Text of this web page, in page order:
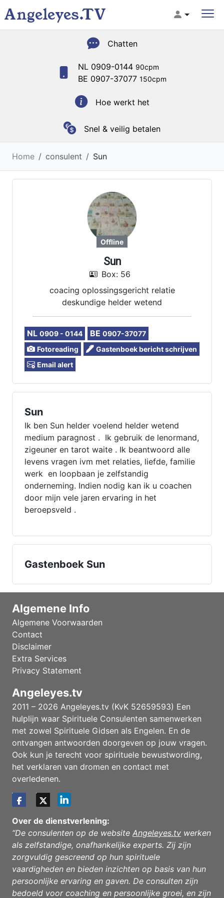
Angeleyes.TV
Chatten
NL 0909-0144 90cpm
BE 0907-37077 150cpm
Hoe werkt het
Snel & veilig betalen
Home consulent Sun
Offline
Sun
Box: 56
coacing oplossingsgericht relatie
deskundige helder wetend
NL 0909 - 0144 BE 0907-37077
Fotoreading
Gastenboek bericht schrijven
Email alert
Sun
Ik ben Sun helder voelend helder wetend
medium paragnost . Ik gebruik de lenormand,
zigeuner en tarot waite . Ik beantwoord alle
levens vragen ivm met relaties, liefde, familie
werk en loopbaan je zelfstandig
onderneming. Indien nodig kan ik u coachen
door mijn vele jaren ervaring in het
beroepsveld .
Gastenboek Sun
Algemene Info
Algemene Voorwaarden
Contact
Disclaimer
Extra Services
Privacy Statement
Angeleyes.tv
2011 – 2026 Angeleyes.tv (KvK 52659593) Een
hulplijn waar Spirituele Consulenten samenwerken
met zowel Spirituele Gidsen als Engelen. En de
ontvangen antwoorden doorgeven op jouw vragen.
Ook kun je terecht voor spirituele bewustwording,
het verklaren van dromen en contact met
overledenen.
Over de dienstverlening:
“De consulenten op de website Angeleyes.tv werken
als zelfstandige, onafhankelijke experts. Zij zijn
zorgvuldig gescreend op hun spirituele
vaardigheden en bieden inzichten op basis van hun
persoonlijke ervaring en gaven. De consulten zijn
bedoeld voor coaching en persoonlijke groei, en zijn